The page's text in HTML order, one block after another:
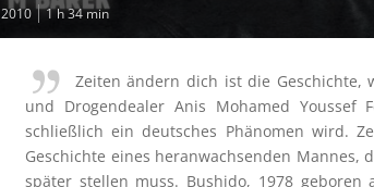
2010 1 h 34 min
Zeiten ändern dich ist die Geschichte,
und Drogendealer Anis Mohamed Youssef
schließlich ein deutsches Phänomen wird.
Geschichte eines heranwachsenden
später stellen muss. Bushido, 1978